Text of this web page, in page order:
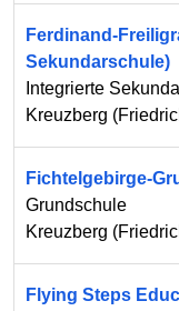
Ferdinand-
Sekundarschule)
Integrierte
Kreuzberg (
Fichtelgebirge-
Grundschule
Kreuzberg (
Flying Steps